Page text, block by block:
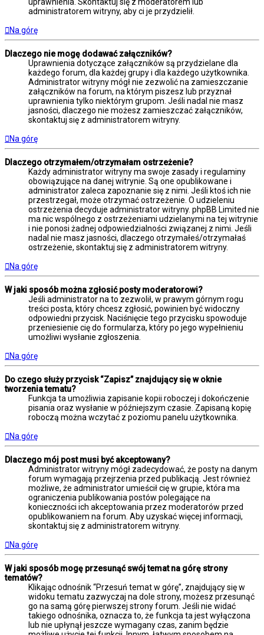
uprawnienia. Skontaktuj się z moderatorem lub
administratorem witryny, aby ci je przydzielił.
Na górę
Dlaczego nie mogę dodawać załączników?
Uprawnienia dotyczące załączników są przydzielane dla
każdego forum, dla każdej grupy i dla każdego użytkownika.
Administrator witryny mógł nie zezwolić na zamieszczanie
załączników na forum, na którym piszesz lub przyznał
uprawnienia tylko niektórym grupom. Jeśli nadal nie masz
jasności, dlaczego nie możesz zamieszczać załączników,
skontaktuj się z administratorem witryny.
Na górę
Dlaczego otrzymałem/otrzymałam ostrzeżenie?
Każdy administrator witryny ma swoje zasady i regulaminy
obowiązujące na danej witrynie. Są one opublikowane i
administrator zaleca zapoznanie się z nimi. Jeśli ktoś ich nie
przestrzegał, może otrzymać ostrzeżenie. O udzieleniu
ostrzeżenia decyduje administrator witryny. phpBB Limited nie
ma nic wspólnego z ostrzeżeniami udzielanymi na tej witrynie
i nie ponosi żadnej odpowiedzialności związanej z nimi. Jeśli
nadal nie masz jasności, dlaczego otrzymałeś/otrzymałaś
ostrzeżenie, skontaktuj się z administratorem witryny.
Na górę
W jaki sposób można zgłosić posty moderatorowi?
Jeśli administrator na to zezwolił, w prawym górnym rogu
treści posta, który chcesz zgłosić, powinien być widoczny
odpowiedni przycisk. Naciśnięcie tego przycisku spowoduje
przeniesienie cię do formularza, który po jego wypełnieniu
umożliwi wysłanie zgłoszenia.
Na górę
Do czego służy przycisk “Zapisz” znajdujący się w oknie
tworzenia tematu?
Funkcja ta umożliwia zapisanie kopii roboczej i dokończenie
pisania oraz wysłanie w późniejszym czasie. Zapisaną kopię
roboczą można wczytać z poziomu panelu użytkownika.
Na górę
Dlaczego mój post musi być akceptowany?
Administrator witryny mógł zadecydować, że posty na danym
forum wymagają przejrzenia przed publikacją. Jest również
możliwe, że administrator umieścił cię w grupie, która ma
ograniczenia publikowania postów polegające na
konieczności ich akceptowania przez moderatorów przed
opublikowaniem na forum. Aby uzyskać więcej informacji,
skontaktuj się z administratorem witryny.
Na górę
W jaki sposób mogę przesunąć swój temat na górę strony
tematów?
Klikając odnośnik “Przesuń temat w górę”, znajdujący się w
widoku tematu zazwyczaj na dole strony, możesz przesunąć
go na samą górę pierwszej strony forum. Jeśli nie widać
takiego odnośnika, oznacza to, że funkcja ta jest wyłączona
lub nie upłynął jeszcze wymagany czas, zanim będzie